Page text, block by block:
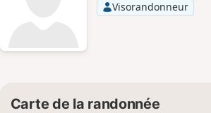
Visorandonneur
Carte de la randonnée